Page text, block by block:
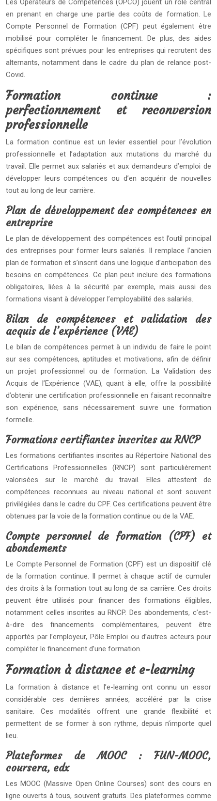
Les Opérateurs de Compétences (OPCO) jouent un rôle central
en prenant en charge une partie des coûts de formation. Le
Compte Personnel de Formation (CPF) peut également être
mobilisé pour compléter le financement. De plus, des aides
spécifiques sont prévues pour les entreprises qui recrutent des
alternants, notamment dans le cadre du plan de relance post-
Covid.
Formation continue :
perfectionnement et reconversion
professionnelle
La formation continue est un levier essentiel pour l’évolution
professionnelle et l’adaptation aux mutations du marché du
travail. Elle permet aux salariés et aux demandeurs d’emploi de
développer leurs compétences ou d’en acquérir de nouvelles
tout au long de leur carrière.
Plan de développement des compétences en
entreprise
Le plan de développement des compétences est l’outil principal
des entreprises pour former leurs salariés. Il remplace l’ancien
plan de formation et s’inscrit dans une logique d’anticipation des
besoins en compétences. Ce plan peut inclure des formations
obligatoires, liées à la sécurité par exemple, mais aussi des
formations visant à développer l’employabilité des salariés.
Bilan de compétences et validation des
acquis de l’expérience (VAE)
Le bilan de compétences permet à un individu de faire le point
sur ses compétences, aptitudes et motivations, afin de définir
un projet professionnel ou de formation. La Validation des
Acquis de l’Expérience (VAE), quant à elle, offre la possibilité
d’obtenir une certification professionnelle en faisant reconnaître
son expérience, sans nécessairement suivre une formation
formelle.
Formations certifiantes inscrites au RNCP
Les formations certifiantes inscrites au Répertoire National des
Certifications Professionnelles (RNCP) sont particulièrement
valorisées sur le marché du travail. Elles attestent de
compétences reconnues au niveau national et sont souvent
privilégiées dans le cadre du CPF. Ces certifications peuvent être
obtenues par la voie de la formation continue ou de la VAE.
Compte personnel de formation (CPF) et
abondements
Le Compte Personnel de Formation (CPF) est un dispositif clé
de la formation continue. Il permet à chaque actif de cumuler
des droits à la formation tout au long de sa carrière. Ces droits
peuvent être utilisés pour financer des formations éligibles,
notamment celles inscrites au RNCP. Des abondements, c’est-
à-dire des financements complémentaires, peuvent être
apportés par l’employeur, Pôle Emploi ou d’autres acteurs pour
compléter le financement d’une formation.
Formation à distance et e-learning
La formation à distance et l’e-learning ont connu un essor
considérable ces dernières années, accéléré par la crise
sanitaire. Ces modalités offrent une grande flexibilité et
permettent de se former à son rythme, depuis n’importe quel
lieu.
Plateformes de MOOC : FUN-MOOC,
coursera, edx
Les MOOC (Massive Open Online Courses) sont des cours en
ligne ouverts à tous, souvent gratuits. Des plateformes comme